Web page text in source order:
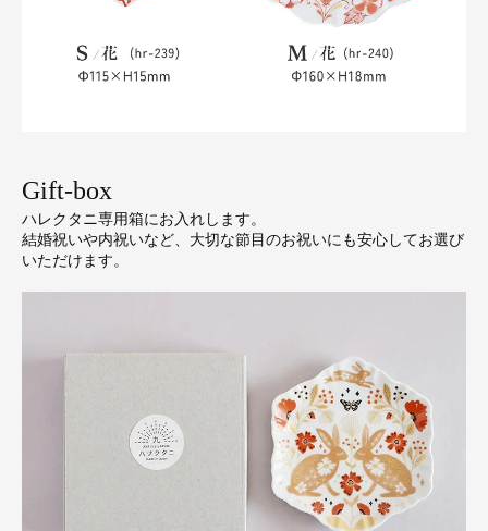
Gift-box
ハレクタニ専用箱にお入れします。
結婚祝いや内祝いなど、大切な節目のお祝いにも安心してお選び
いただけます。